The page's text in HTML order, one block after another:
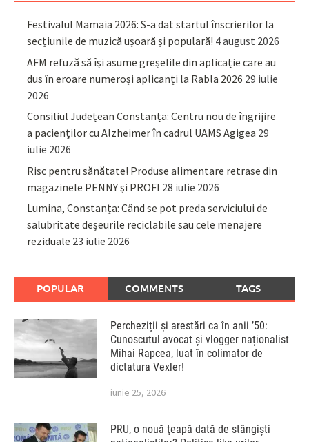
Festivalul Mamaia 2026: S-a dat startul înscrierilor la
secțiunile de muzică ușoară și populară! 4 august 2026
AFM refuză să își asume greșelile din aplicație care au
dus în eroare numeroși aplicanți la Rabla 2026 29 iulie
2026
Consiliul Județean Constanța: Centru nou de îngrijire
a pacienților cu Alzheimer în cadrul UAMS Agigea 29
iulie 2026
Risc pentru sănătate! Produse alimentare retrase din
magazinele PENNY și PROFI 28 iulie 2026
Lumina, Constanța: Când se pot preda serviciului de
salubritate deșeurile reciclabile sau cele menajere
reziduale 23 iulie 2026
POPULAR COMMENTS TAGS
Percheziții și arestări ca în anii ’50:
Cunoscutul avocat și vlogger naționalist
Mihai Rapcea, luat în colimator de
dictatura Vexler!
iunie 25, 2026
PRU, o nouă ţeapă dată de stângişti